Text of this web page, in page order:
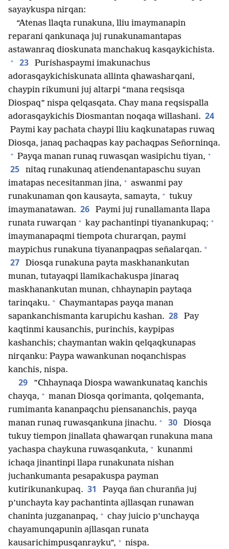
sayaykuspa nirqan:
“Atenas llaqta runakuna, lliu imaymanapin
reparani qankunaqa juj runakunamantapas
astawanraq dioskunata manchakuq kasqaykichista.
+ 23
Purishaspaymi imakunachus
adorasqaykichiskunata allinta qhawasharqani,
chaypin rikumuni juj altarpi “mana reqsisqa
Diospaq” nispa qelqasqata. Chay mana reqsispalla
adorasqaykichis Diosmantan noqaqa willashani. 24
Paymi kay pachata chaypi lliu kaqkunatapas ruwaq
Diosqa, janaq pachaqpas kay pachaqpas Señorninqa.
+ Payqa manan runaq ruwasqan wasipichu tiyan, +
25
nitaq runakunaq atiendenantapaschu suyan
imatapas necesitanman jina, + aswanmi pay
runakunaman qon kausayta, samayta, + tukuy
imaymanatawan. 26
Paymi juj runallamanta llapa
runata ruwarqan + kay pachantinpi tiyanankupaq; +
imaymanapaqmi tiempota churarqan, paymi
maypichus runakuna tiyananpaqpas señalarqan. +
27
Diosqa runakuna payta maskhanankutan
munan, tutayaqpi llamikachakuspa jinaraq
maskhanankutan munan, chhaynapin paytaqa
tarinqaku. + Chaymantapas payqa manan
sapankanchismanta karupichu kashan. 28
Pay
kaqtinmi kausanchis, purinchis, kaypipas
kashanchis; chaymantan wakin qelqaqkunapas
nirqanku: Paypa wawankunan noqanchispas
kanchis, nispa.
29
”Chhaynaqa Diospa wawankunataq kanchis
chayqa, + manan Diosqa qorimanta, qolqemanta,
rumimanta kananpaqchu piensananchis, payqa
manan runaq ruwasqankuna jinachu. + 30
Diosqa
tukuy tiempon jinallata qhawarqan runakuna mana
yachaspa chaykuna ruwasqankuta, + kunanmi
ichaqa jinantinpi llapa runakunata nishan
juchankumanta pesapakuspa payman
kutirikunankupaq. 31
Payqa ñan churanña juj
p’unchayta kay pachantinta ajllasqan runawan
chaninta juzgananpaq, + chay juicio p’unchayqa
chayamunqapunin ajllasqan runata
kausarichimpusqanrayku”, + nispa.